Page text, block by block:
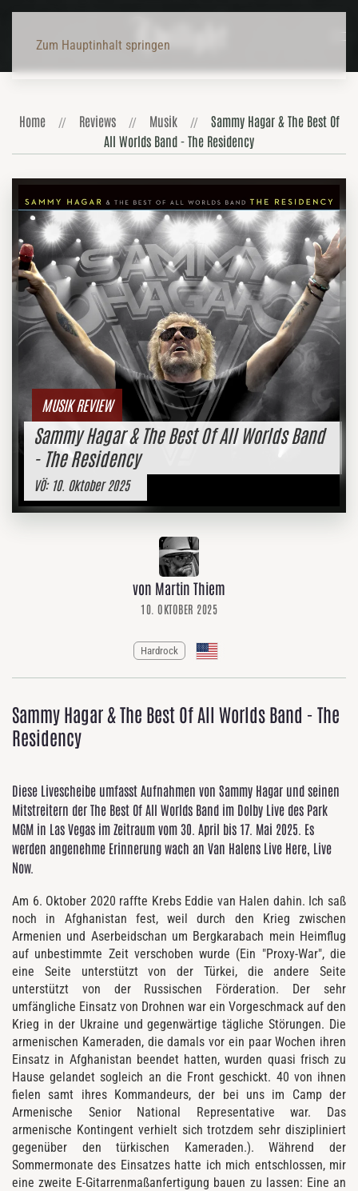
Zum Hauptinhalt springen
Home Reviews Musik
Sammy Hagar & The Best Of
All Worlds Band - The Residency
MUSIK REVIEW
Sammy Hagar & The Best Of All Worlds Band
- The Residency
VÖ:10. Oktober 2025
von Martin Thiem
10. OKTOBER 2025
Hardrock
Sammy Hagar & The Best Of All Worlds Band - The
Residency
Diese Livescheibe umfasst Aufnahmen von Sammy Hagar und seinen
Mitstreitern der The Best Of All Worlds Band im Dolby Live des Park
MGM in Las Vegas im Zeitraum vom 30. April bis 17. Mai 2025. Es
werden angenehme Erinnerung wach an Van Halens Live Here, Live
Now.
Am 6. Oktober 2020 raffte Krebs Eddie van Halen dahin. Ich saß
noch in Afghanistan fest, weil durch den Krieg zwischen
Armenien und Aserbeidschan um Bergkarabach mein Heimflug
auf unbestimmte Zeit verschoben wurde (Ein "Proxy-War", die
eine Seite unterstützt von der Türkei, die andere Seite
unterstützt von der Russischen Förderation. Der sehr
umfängliche Einsatz von Drohnen war ein Vorgeschmack auf den
Krieg in der Ukraine und gegenwärtige tägliche Störungen. Die
armenischen Kameraden, die damals vor ein paar Wochen ihren
Einsatz in Afghanistan beendet hatten, wurden quasi frisch zu
Hause gelandet sogleich an die Front geschickt. 40 von ihnen
fielen samt ihres Kommandeurs, der bei uns im Camp der
Armenische Senior National Representative war. Das
armenische Kontingent verhielt sich trotzdem sehr diszipliniert
gegenüber den türkischen Kameraden.). Während der
Sommermonate des Einsatzes hatte ich mich entschlossen, mir
eine zweite E-Gitarrenmaßanfertigung bauen zu lassen: Eine an